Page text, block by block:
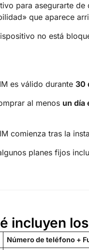
para asegurarte de
» que aparece
no está
es válido durante 30
al menos un día
comienza tras la
planes fijos
incluyen
Número de teléfono +